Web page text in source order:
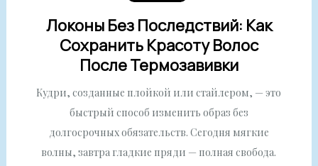
Локоны Без Последствий: Как
Сохранить Красоту Волос
После Термозавивки
Кудри, созданные плойкой или стайлером, — это
быстрый способ изменить образ без
долгосрочных обязательств. Сегодня мягкие
волны, завтра гладкие пряди — полная свобода.